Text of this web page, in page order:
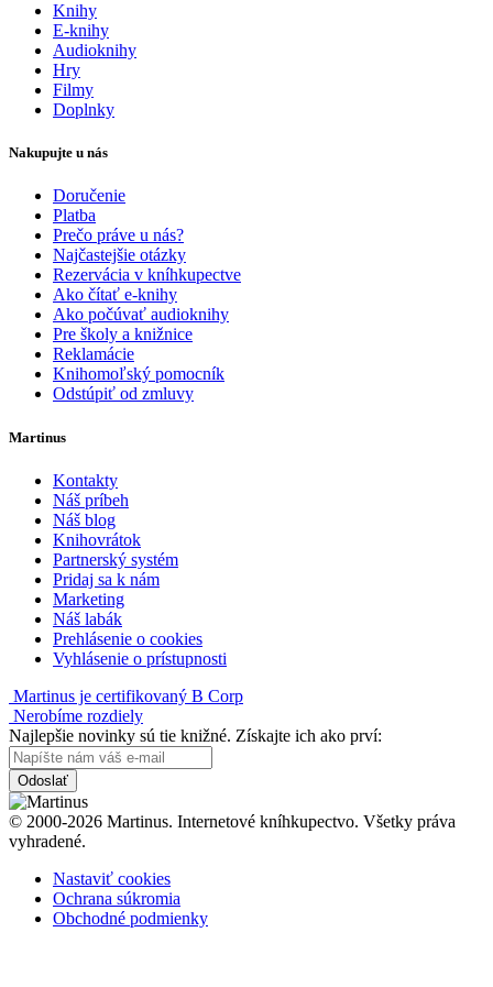
Knihy
E-knihy
Audioknihy
Hry
Filmy
Doplnky
Nakupujte u nás
Doručenie
Platba
Prečo práve u nás?
Najčastejšie otázky
Rezervácia v kníhkupectve
Ako čítať e-knihy
Ako počúvať audioknihy
Pre školy a knižnice
Reklamácie
Knihomoľský pomocník
Odstúpiť od zmluvy
Martinus
Kontakty
Náš príbeh
Náš blog
Knihovrátok
Partnerský systém
Pridaj sa k nám
Marketing
Náš labák
Prehlásenie o cookies
Vyhlásenie o prístupnosti
Martinus je certifikovaný B Corp
Nerobíme rozdiely
Najlepšie novinky sú tie knižné. Získajte ich ako prví:
Odoslať
© 2000-2026 Martinus. Internetové kníhkupectvo. Všetky práva
vyhradené.
Nastaviť cookies
Ochrana súkromia
Obchodné podmienky